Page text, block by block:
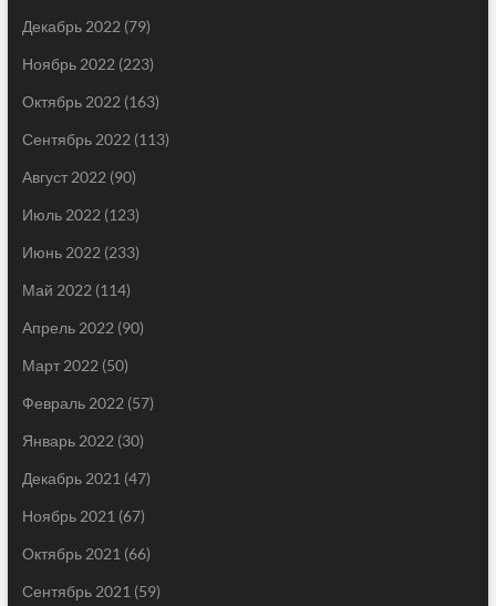
Декабрь 2022 (79)
Ноябрь 2022 (223)
Октябрь 2022 (163)
Сентябрь 2022 (113)
Август 2022 (90)
Июль 2022 (123)
Июнь 2022 (233)
Май 2022 (114)
Апрель 2022 (90)
Март 2022 (50)
Февраль 2022 (57)
Январь 2022 (30)
Декабрь 2021 (47)
Ноябрь 2021 (67)
Октябрь 2021 (66)
Сентябрь 2021 (59)